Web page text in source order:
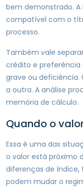
bem demonstrado.
compatível com o
processo.
Também vale
crédito e preferência
grave ou
a outra. A análise
memória de cálculo.
Quando o
Essa é uma das
o valor está próximo
diferenças de
podem mudar o